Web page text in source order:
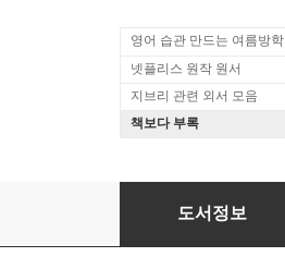
영어 습관 만드는 여름방학
넷플리스 원작 원서
지브리 관련 외서 모음
책보다 부록
ゴンロン.エッグ 3
도서정보